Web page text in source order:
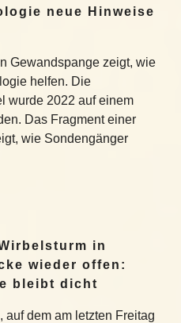
neue Hinweise
Gewandspange zeigt, wie
helfen. Die
wurde 2022 auf einem
Das Fragment einer
wie Sondengänger
in
wieder offen:
bleibt dicht
auf dem am letzten Freitag